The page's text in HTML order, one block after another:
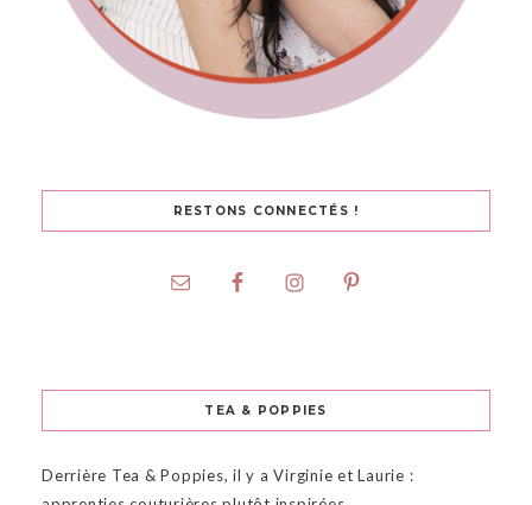
RESTONS CONNECTÉS !
TEA & POPPIES
Derrière Tea & Poppies, il y a Virginie et Laurie :